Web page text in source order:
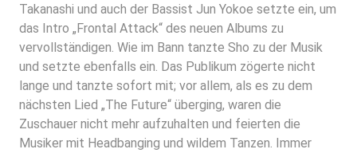
Takanashi und auch der Bassist Jun Yokoe setzte ein, um
das Intro „Frontal Attack“ des neuen Albums zu
vervollständigen. Wie im Bann tanzte Sho zu der Musik
und setzte ebenfalls ein. Das Publikum zögerte nicht
lange und tanzte sofort mit; vor allem, als es zu dem
nächsten Lied „The Future“ überging, waren die
Zuschauer nicht mehr aufzuhalten und feierten die
Musiker mit Headbanging und wildem Tanzen. Immer